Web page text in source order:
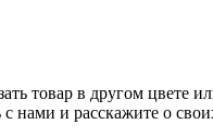
товар в другом цвете
с нами и расскажите о